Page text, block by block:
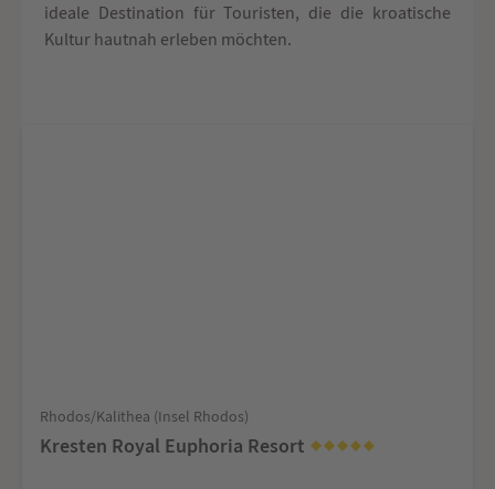
ideale Destination für Touristen, die die kroatische
Kultur hautnah erleben möchten.
Rhodos/Kalithea (Insel Rhodos)
Kresten Royal Euphoria Resort